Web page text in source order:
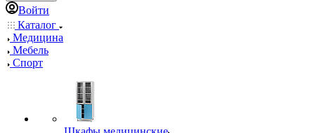
Войти
Каталог
Медицина
Мебель
Спорт